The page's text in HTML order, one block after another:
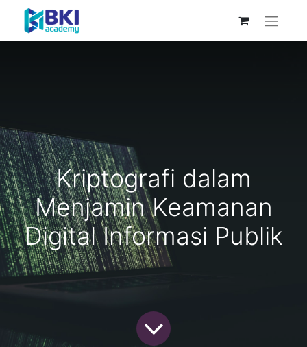
Kriptografi dalam
Menjamin Keamanan
Digital Informasi Publik